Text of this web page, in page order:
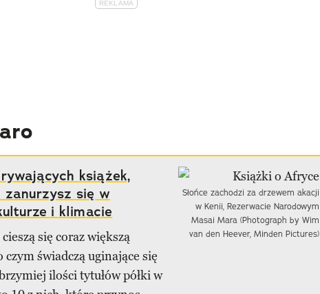
książek,
się w
i klimacie
się coraz większą
świadczą uginające się
ilości tytułów półki w
Słońce zachodzi za drzewem akacji
w Kenii, Rezerwacie Narodowym
Masai Mara (Photograph by Wim
van den Heever, Minden Pictures)